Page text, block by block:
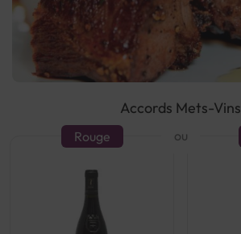
Accords Mets-Vins
ou
Rouge